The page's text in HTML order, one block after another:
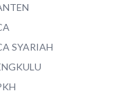
SYARIAH